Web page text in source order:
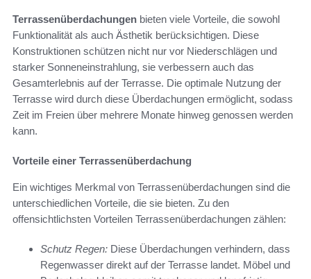
Terrassenüberdachungen bieten viele Vorteile, die sowohl
Funktionalität als auch Ästhetik berücksichtigen. Diese
Konstruktionen schützen nicht nur vor Niederschlägen und
starker Sonneneinstrahlung, sie verbessern auch das
Gesamterlebnis auf der Terrasse. Die optimale Nutzung der
Terrasse wird durch diese Überdachungen ermöglicht, sodass
Zeit im Freien über mehrere Monate hinweg genossen werden
kann.
Vorteile einer Terrassenüberdachung
Ein wichtiges Merkmal von Terrassenüberdachungen sind die
unterschiedlichen Vorteile, die sie bieten. Zu den
offensichtlichsten Vorteilen Terrassenüberdachungen zählen:
Schutz Regen: Diese Überdachungen verhindern, dass
Regenwasser direkt auf der Terrasse landet. Möbel und